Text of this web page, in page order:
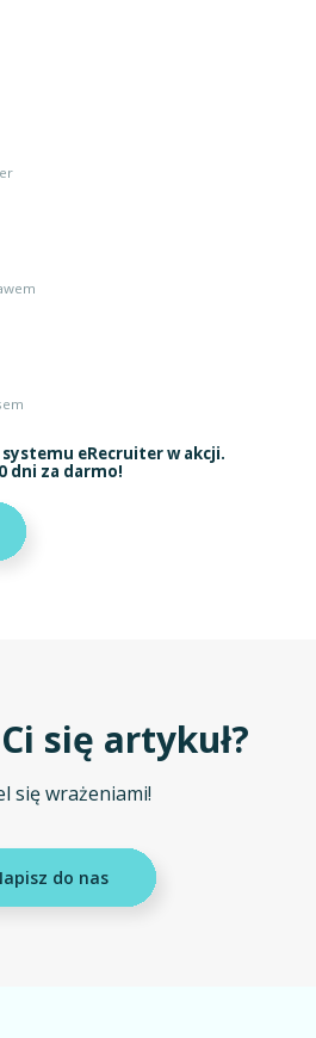
eRecruiter w akcji.
dni za darmo!
się artykuł?
się wrażeniami!
do nas